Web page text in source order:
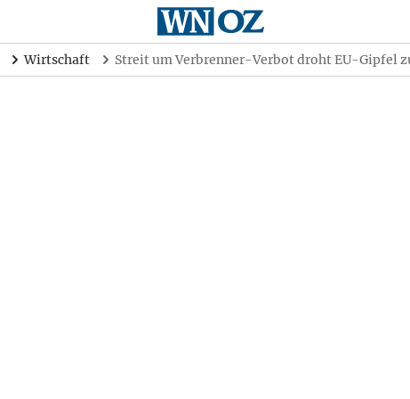
Wirtschaft Streit um Verbrenner-Verbot droht EU-Gipfel